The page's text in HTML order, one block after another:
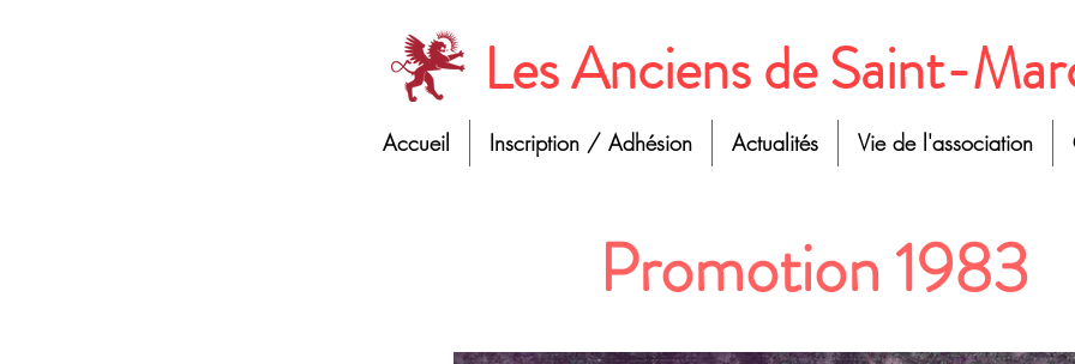
Les Anciens de Saint-
Promotion 1983
Accueil Inscription / Adhésion Actualités Vie de l'association